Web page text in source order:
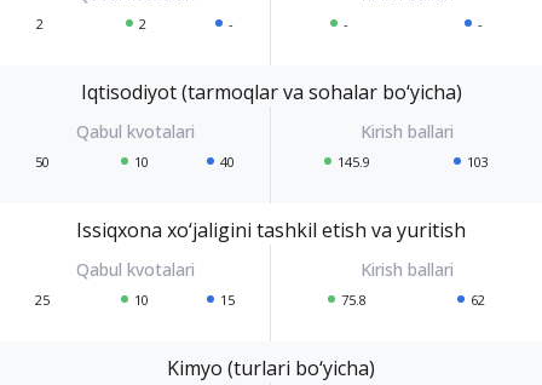
2 2 - - -
Iqtisodiyot (tarmoqlar va sohalar bo‘yicha)
50 10 40 145.9 103
Issiqxona xo‘jaligini tashkil etish va yuritish
25 10 15 75.8 62
Kimyo (turlari bo‘yicha)